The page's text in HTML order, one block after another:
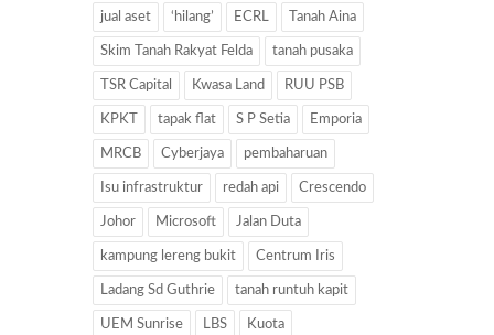
jual aset ‘hilang’ ECRL Tanah Aina
Skim Tanah Rakyat Felda tanah pusaka
TSR Capital Kwasa Land RUU PSB
KPKT tapak flat S P Setia Emporia
MRCB Cyberjaya pembaharuan
Isu infrastruktur redah api Crescendo
Johor Microsoft Jalan Duta
kampung lereng bukit Centrum Iris
Ladang Sd Guthrie tanah runtuh kapit
UEM Sunrise LBS Kuota